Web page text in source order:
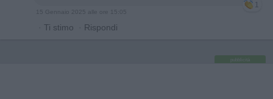
1
15 Gennaio 2025 alle ore 15:05
· Ti stimo · Rispondi
pubblicità